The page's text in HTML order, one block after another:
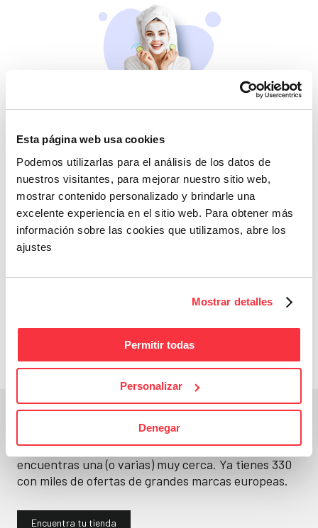
Esta página web usa cookies
Podemos utilizarlas para el análisis de los datos de
nuestros visitantes, para mejorar nuestro sitio web,
mostrar contenido personalizado y brindarle una
excelente experiencia en el sitio web. Para obtener más
información sobre las cookies que utilizamos, abre los
ajustes
Mostrar detalles
Permitir todas
Personalizar
Denegar
Si no te mimas tú…
llévatelos
En un segundo, la encuentras.
No paramos de abrirtiendas. Seguro que
encuentras una (o varias) muy cerca. Ya tienes 330
con miles de ofertas de grandes marcas europeas.
Encuentra tu tienda